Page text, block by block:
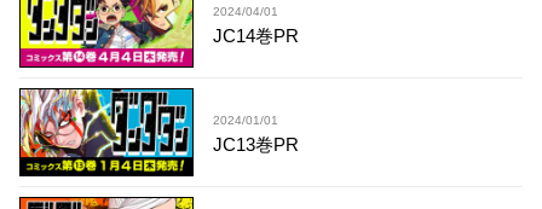
2024/04/01
JC14巻PR
2024/01/01
JC13巻PR